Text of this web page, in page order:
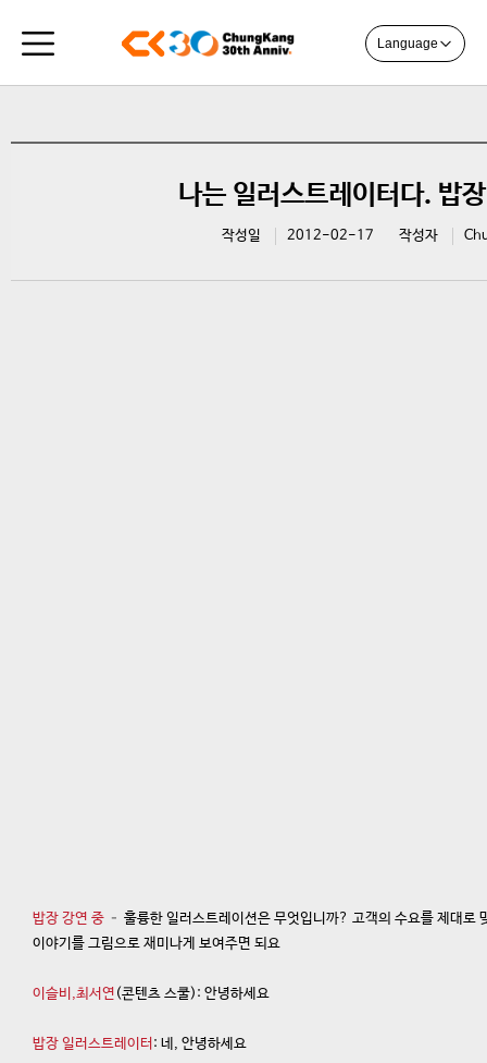
Language
나는 일러스트레이터다. 밥
작성일 2012-02-17 작성자
밥장 강연 중 – 훌륭한 일러스트레이션은 무엇입니까? 고객의 수요를 제대로
이야기를 그림으로 재미나게 보여주면 되요
이슬비,최서연 (콘텐츠 스쿨): 안녕하세요
밥장 일러스트레이터 : 네, 안녕하세요